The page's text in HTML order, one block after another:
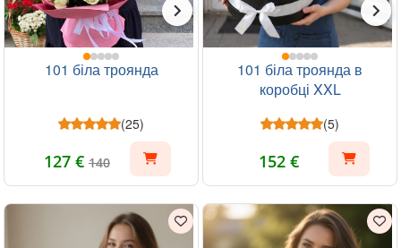
101 біла троянда
(25)
127 € 140
101 біла троянда в
коробці XXL
(5)
152 €